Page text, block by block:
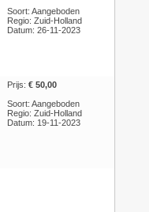
Soort: Aangeboden
Regio: Zuid-Holland
Datum: 26-11-2023
Prijs: € 50,00
Soort: Aangeboden
Regio: Zuid-Holland
Datum: 19-11-2023